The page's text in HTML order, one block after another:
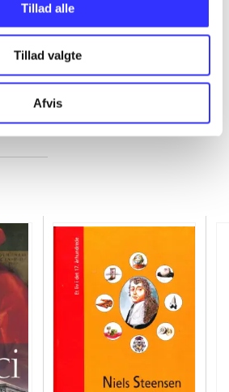
Tillad alle
Tillad valgte
Afvis